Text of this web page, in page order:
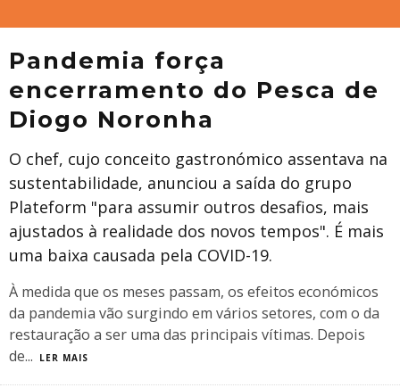
Pandemia força
encerramento do Pesca de
Diogo Noronha
O chef, cujo conceito gastronómico assentava na
sustentabilidade, anunciou a saída do grupo
Plateform "para assumir outros desafios, mais
ajustados à realidade dos novos tempos". É mais
uma baixa causada pela COVID-19.
À medida que os meses passam, os efeitos económicos
da pandemia vão surgindo em vários setores, com o da
restauração a ser uma das principais vítimas. Depois
de... LER MAIS